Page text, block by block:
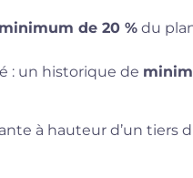
de 20 % du
: un historique de
à hauteur d’un tiers